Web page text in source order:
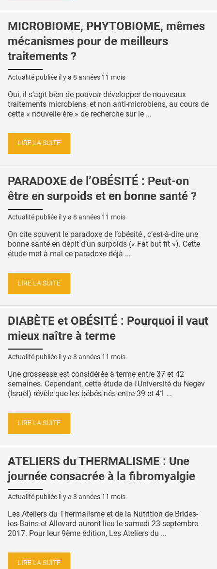
MICROBIOME, PHYTOBIOME, mêmes
mécanismes pour de meilleurs
traitements ?
Actualité publiée il y a 8 années 11 mois
Oui, il s’agit bien de pouvoir développer de nouveaux
traitements microbiens, et non anti-microbiens, au cours de
cette « nouvelle ère » de recherche sur le ...
LIRE LA SUITE
PARADOXE de l’OBÉSITÉ : Peut-on
être en surpoids et en bonne santé ?
Actualité publiée il y a 8 années 11 mois
On cite souvent le paradoxe de l’obésité , c’est-à-dire une
bonne santé en dépit d’un surpoids (« Fat but fit »). Cette
étude met à mal ce paradoxe déjà ...
LIRE LA SUITE
DIABÈTE et OBÉSITÉ : Pourquoi il vaut
mieux naître à terme
Actualité publiée il y a 8 années 11 mois
Une grossesse est considérée à terme entre 37 et 42
semaines. Cependant, cette étude de l'Université du Negev
(Israël) révèle que les bébés nés entre 39 et 41 ...
LIRE LA SUITE
ATELIERS du THERMALISME : Une
journée consacrée à la fibromyalgie
Actualité publiée il y a 8 années 11 mois
Les Ateliers du Thermalisme et de la Nutrition de Brides-
les-Bains et Allevard auront lieu le samedi 23 septembre
2017. Pour leur 9ème édition, Les Ateliers du ...
LIRE LA SUITE